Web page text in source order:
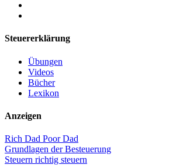
Steuererklärung
Übungen
Videos
Bücher
Lexikon
Anzeigen
Rich Dad Poor Dad
Grundlagen der Besteuerung
Steuern richtig steuern